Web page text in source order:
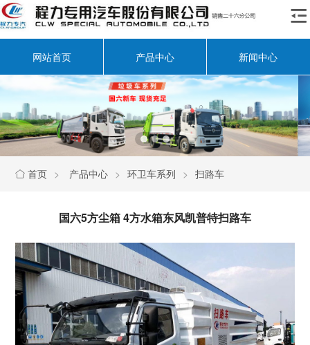

网站首页 产品中心 新闻中心
 首页 > 产品中心 > 环卫车系列 > 扫路车
国六5方尘箱 4方水箱东风凯普特扫路车